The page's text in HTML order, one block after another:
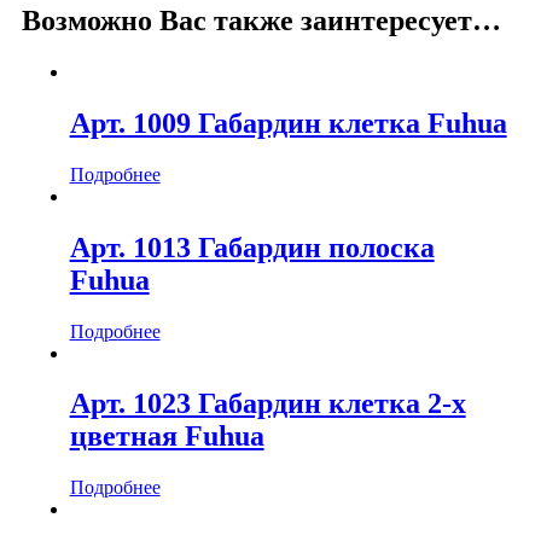
Возможно Вас также заинтересует…
Арт. 1009 Габардин клетка Fuhua
Подробнее
Арт. 1013 Габардин полоска
Fuhua
Подробнее
Арт. 1023 Габардин клетка 2-х
цветная Fuhua
Подробнее